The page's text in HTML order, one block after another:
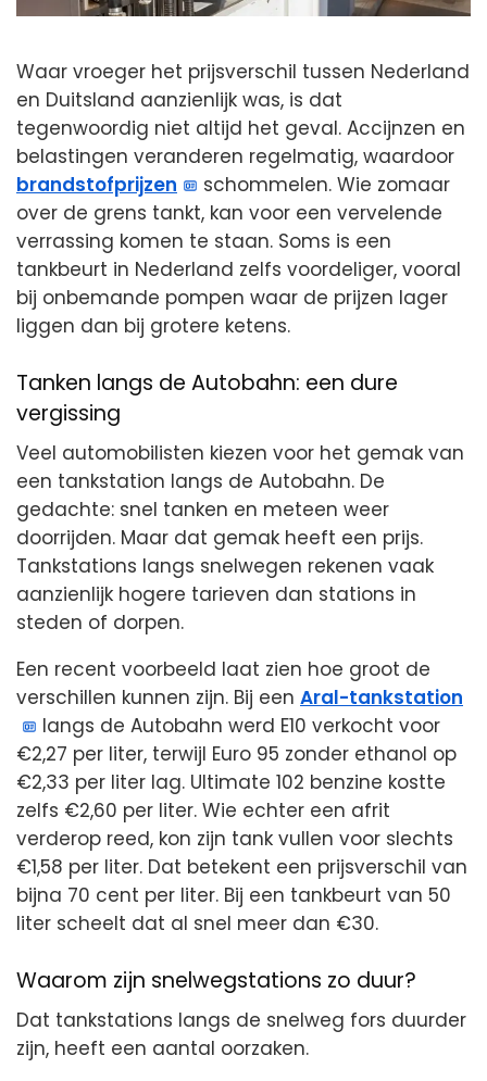
Waar vroeger het prijsverschil tussen Nederland
en Duitsland aanzienlijk was, is dat
tegenwoordig niet altijd het geval. Accijnzen en
belastingen veranderen regelmatig, waardoor
brandstofprijzen
schommelen. Wie zomaar
over de grens tankt, kan voor een vervelende
verrassing komen te staan. Soms is een
tankbeurt in Nederland zelfs voordeliger, vooral
bij onbemande pompen waar de prijzen lager
liggen dan bij grotere ketens.
Tanken langs de Autobahn: een dure
vergissing
Veel automobilisten kiezen voor het gemak van
een tankstation langs de Autobahn. De
gedachte: snel tanken en meteen weer
doorrijden. Maar dat gemak heeft een prijs.
Tankstations langs snelwegen rekenen vaak
aanzienlijk hogere tarieven dan stations in
steden of dorpen.
Een recent voorbeeld laat zien hoe groot de
verschillen kunnen zijn. Bij een Aral-tankstation
langs de Autobahn werd E10 verkocht voor
€2,27 per liter, terwijl Euro 95 zonder ethanol op
€2,33 per liter lag. Ultimate 102 benzine kostte
zelfs €2,60 per liter. Wie echter een afrit
verderop reed, kon zijn tank vullen voor slechts
€1,58 per liter. Dat betekent een prijsverschil van
bijna 70 cent per liter. Bij een tankbeurt van 50
liter scheelt dat al snel meer dan €30.
Waarom zijn snelwegstations zo duur?
Dat tankstations langs de snelweg fors duurder
zijn, heeft een aantal oorzaken.